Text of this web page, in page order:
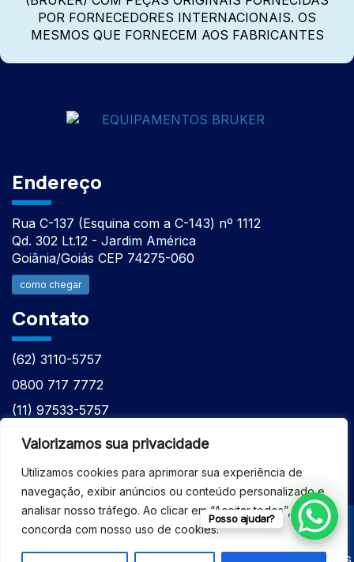
Valorizamos sua privacidade
Utilizamos cookies para aprimorar sua experiência de
navegação, exibir anúncios ou conteúdo personalizado e
analisar nosso tráfego. Ao clicar em “Aceitar todos”, você
concorda com nosso uso de cookies.
POR FORNECEDORES INTERNACIONAIS. OS
MESMOS QUE FORNECEM AOS FABRICANTES
Endereço
Rua C-137 (Esquina com a C-143) nº 1112
Qd. 302 Lt.12 - Jardim América
Goiânia/Goiás CEP 74275-060
como chegar
Contato
(62) 3110-5757
0800 717 7772
(11) 97533-5757
(62) 98610-7777
© 2026 - ASSISTÊNCIA TÉCNICA ESPECIALIZADA
Posso ajudar?